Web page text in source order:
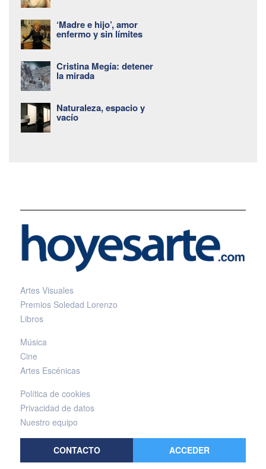
‘Madre e hijo’, amor
enfermo y sin límites
Cristina Megía: detener
la mirada
Naturaleza, espacio y
vacío
Artes Visuales
Premios Soledad Lorenzo
Libros
Música
Cine
Artes Escénicas
Política de cookies
Privacidad de datos
Nuestro equipo
CONTACTO ACCEDER